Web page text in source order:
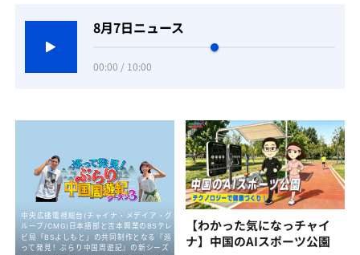
8月7日ニュース
00:00 / 10:00
【わかった気になっチャイ
ナ】中国のAIスポーツ公園